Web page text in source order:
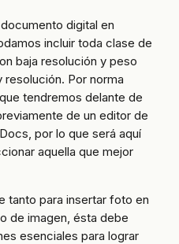
digital en
incluir toda clase de
baja resolución y peso
resolución. Por norma
tendremos delante de
de un editor de
por lo que será aquí
aquella que mejor
tanto para insertar foto en
de imagen, ésta debe
esenciales para lograr